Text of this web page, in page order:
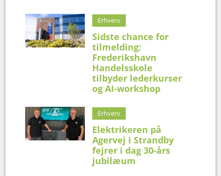
Erhverv
Sidste chance for
tilmelding:
Frederikshavn
Handelsskole
tilbyder lederkurser
og AI-workshop
Erhverv
Elektrikeren på
Agervej i Strandby
fejrer i dag 30-års
jubilæum